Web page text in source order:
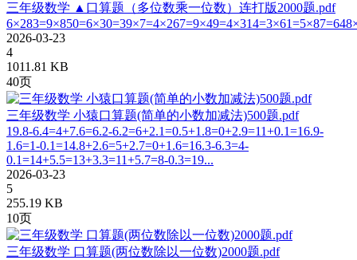
三年级数学 ▲口算题（多位数乘一位数）连打版2000题.pdf
2026-03-23
4
1011.81 KB
40页
三年级数学 小猿口算题(简单的小数加减法)500题.pdf
19.8-6.4=4+7.6=6.2-6.2=6+2.1=0.5+1.8=0+2.9=11+0.1=16.9-
1.6=1-0.1=14.8+2.6=5+2.7=0+1.6=16.3-6.3=4-
0.1=14+5.5=13+3.3=11+5.7=8-0.3=19...
2026-03-23
5
255.19 KB
10页
三年级数学 口算题(两位数除以一位数)2000题.pdf